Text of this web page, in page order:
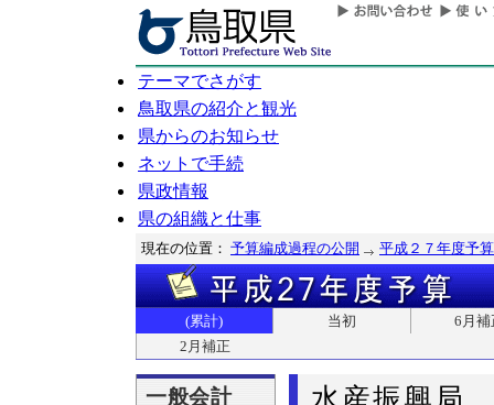
テーマでさがす
鳥取県の紹介と観光
県からのお知らせ
ネットで手続
県政情報
県の組織と仕事
現在の位置： 予算編成過程の公開 平成２７年度予算
(累計) 当初
6月補
2月補正
一般会計